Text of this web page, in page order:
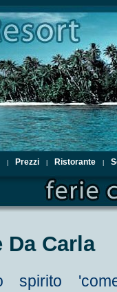
Prezzi Ristorante
Da Carla
spirito